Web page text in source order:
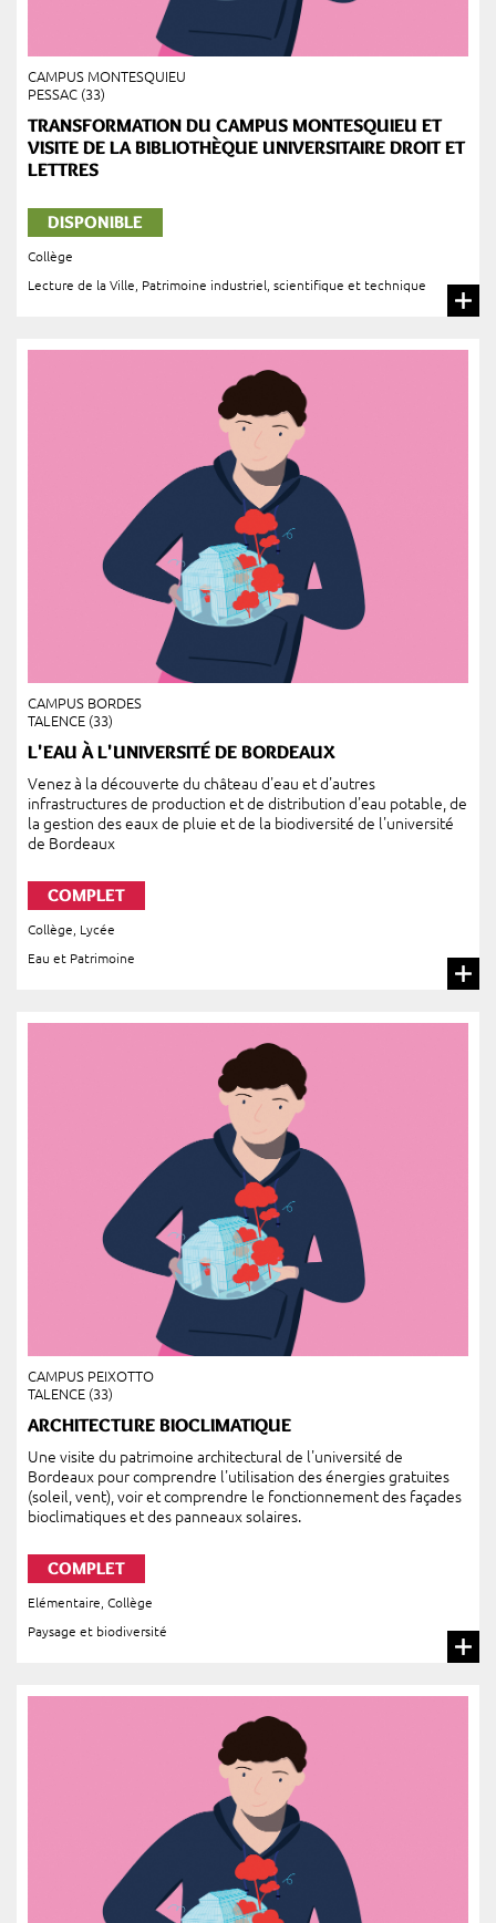
CAMPUS MONTESQUIEU
PESSAC (33)
TRANSFORMATION DU CAMPUS MONTESQUIEU ET
VISITE DE LA BIBLIOTHÈQUE UNIVERSITAIRE DROIT ET
LETTRES
DISPONIBLE
Collège
Lecture de la Ville
Patrimoine industriel, scientifique et technique
CAMPUS BORDES
TALENCE (33)
L'EAU À L'UNIVERSITÉ DE BORDEAUX
Venez à la découverte du château d'eau et d'autres
infrastructures de production et de distribution d'eau potable, de
la gestion des eaux de pluie et de la biodiversité de l'université
de Bordeaux
COMPLET
Collège
Lycée
Eau et Patrimoine
CAMPUS PEIXOTTO
TALENCE (33)
ARCHITECTURE BIOCLIMATIQUE
Une visite du patrimoine architectural de l'université de
Bordeaux pour comprendre l'utilisation des énergies gratuites
(soleil, vent), voir et comprendre le fonctionnement des façades
bioclimatiques et des panneaux solaires.
COMPLET
Elémentaire Collège
Paysage et biodiversité